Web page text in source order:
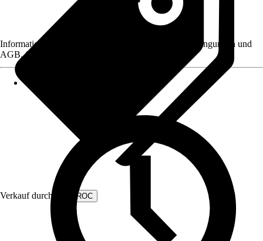
Verkauf durch: VONROC
Informationen des Verkäufers, wie z. B. Rückgabebedingungen und
AGB, finden Sie bei Klick auf den Verkäufernamen.